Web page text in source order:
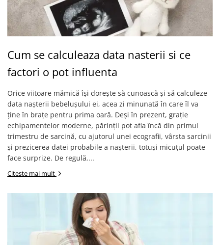
Cum se calculeaza data nasterii si ce
factori o pot influenta
Orice viitoare mămică își dorește să cunoască și să calculeze
data nașterii bebelușului ei, acea zi minunată în care îl va
ține în brațe pentru prima oară. Deși în prezent, grație
echipamentelor moderne, părinții pot afla încă din primul
trimestru de sarcină, cu ajutorul unei ecografii, vârsta sarcinii
și prezicerea datei probabile a nașterii, totuși micuțul poate
face surprize. De regulă,...
Citeste mai mult